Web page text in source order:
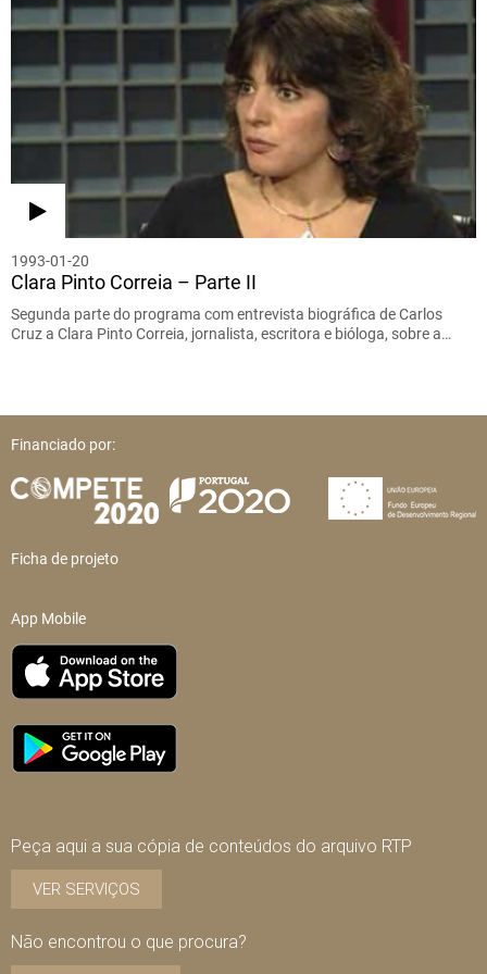
1993-01-20
Clara Pinto Correia – Parte II
Segunda parte do programa com entrevista biográfica de Carlos
Cruz a Clara Pinto Correia, jornalista, escritora e bióloga, sobre a…
Financiado por:
Ficha de projeto
App Mobile
Peça aqui a sua cópia de conteúdos do arquivo RTP
VER SERVIÇOS
Não encontrou o que procura?